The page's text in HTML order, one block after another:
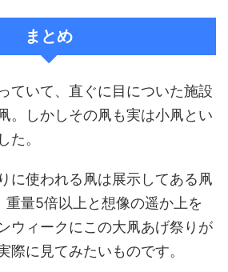
まとめ
ていて、直ぐに目についた施設
。しかしその凧も実は小凧とい
た。
に使われる凧は展示してある凧
量5倍以上と想像の遥か上を
ウィークにこの大凧あげ祭りが
際に見てみたいものです。